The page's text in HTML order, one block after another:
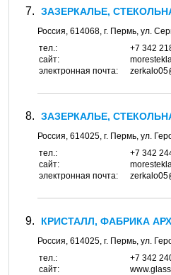
ЗАЗЕРКАЛЬЕ,
Россия, 614068, г. Пермь, ул.
тел.:
+7 342
сайт:
электронная почта:
ЗАЗЕРКАЛЬЕ,
Россия, 614025, г. Пермь, ул.
тел.:
+7 342
сайт:
электронная почта:
КРИСТАЛЛ, ФАБРИКА
Россия, 614025, г. Пермь, ул.
тел.:
+7 342
сайт: